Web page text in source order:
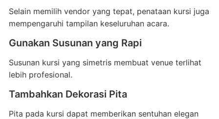
Selain memilih vendor yang tepat, penataan kursi juga
mempengaruhi tampilan keseluruhan acara.
Gunakan Susunan yang Rapi
Susunan kursi yang simetris membuat venue terlihat
lebih profesional.
Tambahkan Dekorasi Pita
Pita pada kursi dapat memberikan sentuhan elegan